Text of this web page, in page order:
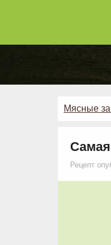
Мясные
Рецепт